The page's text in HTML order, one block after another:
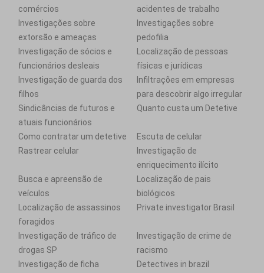
comércios
acidentes de trabalho
Investigações sobre
extorsão e ameaças
Investigações sobre
pedofilia
Investigação de sócios e
funcionários desleais
Localização de pessoas
físicas e jurídicas
Investigação de guarda dos
filhos
Infiltrações em empresas
para descobrir algo irregular
Sindicâncias de futuros e
atuais funcionários
Quanto custa um Detetive
Como contratar um detetive
Escuta de celular
Rastrear celular
Investigação de
enriquecimento ilícito
Busca e apreensão de
veículos
Localização de pais
biológicos
Localização de assassinos
foragidos
Private investigator Brasil
Investigação de tráfico de
drogas SP
Investigação de crime de
racismo
Investigação de ficha
Detectives in brazil